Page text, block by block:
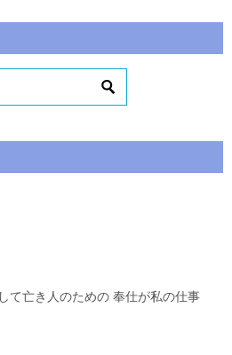
て亡き人のための 奉仕が私の仕事